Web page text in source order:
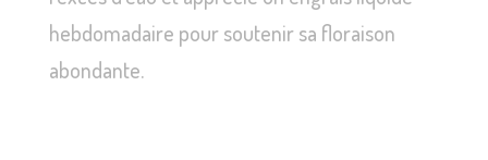
hebdomadaire pour soutenir sa floraison
abondante.